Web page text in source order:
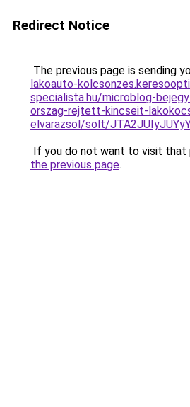
Redirect Notice
The previous page is sending
lakoauto-
specialista.hu/microblog-
orszag-rejtett-kincseit-
elvarazsol/solt/
If you do not want to visit that
the previous page.